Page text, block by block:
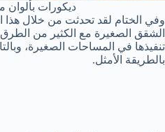
ديكورات بألوان
وفي الختام لقد تحدثت من خلال هذا
الشقق الصغيرة مع الكثير من
تنفيذها في المساحات الصغيرة،
بالطريقة الأمثل.